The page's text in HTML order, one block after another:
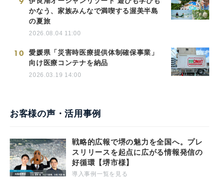
かなう、家族みんなで満喫する渥美半島
の夏旅
2026.08.04 11:00
10
愛媛県「災害時医療提供体制確保事業」
向け医療コンテナを納品
2026.03.19 14:00
お客様の声・活用事例
戦略的広報で堺の魅力を全国へ。プレ
スリリースを起点に広がる情報発信の
好循環【堺市様】
導入事例一覧を見る